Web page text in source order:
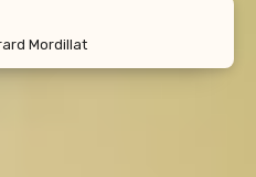
Mordillat